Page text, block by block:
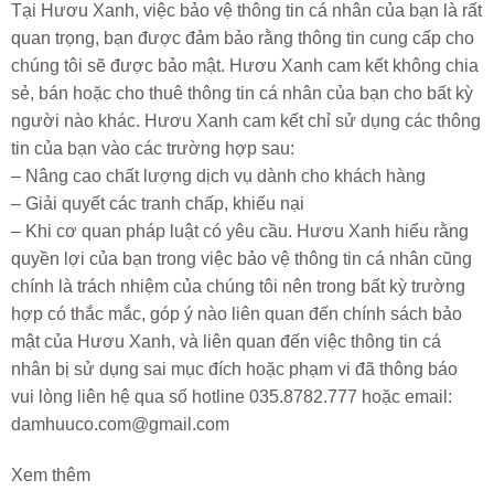
Tại Hươu Xanh, việc bảo vệ thông tin cá nhân của bạn là rất
quan trọng, bạn được đảm bảo rằng thông tin cung cấp cho
chúng tôi sẽ được bảo mật. Hươu Xanh cam kết không chia
sẻ, bán hoặc cho thuê thông tin cá nhân của bạn cho bất kỳ
người nào khác. Hươu Xanh cam kết chỉ sử dụng các thông
tin của bạn vào các trường hợp sau:
– Nâng cao chất lượng dịch vụ dành cho khách hàng
– Giải quyết các tranh chấp, khiếu nại
– Khi cơ quan pháp luật có yêu cầu. Hươu Xanh hiểu rằng
quyền lợi của bạn trong việc bảo vệ thông tin cá nhân cũng
chính là trách nhiệm của chúng tôi nên trong bất kỳ trường
hợp có thắc mắc, góp ý nào liên quan đến chính sách bảo
mật của Hươu Xanh, và liên quan đến việc thông tin cá
nhân bị sử dụng sai mục đích hoặc phạm vi đã thông báo
vui lòng liên hệ qua số hotline 035.8782.777 hoặc email:
damhuuco.com@gmail.com
Xem thêm